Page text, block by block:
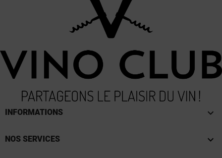
INFORMATIONS keyboard_arrow_down
NOS SERVICES 